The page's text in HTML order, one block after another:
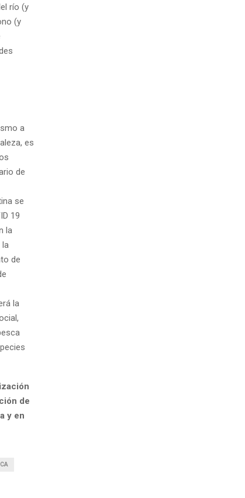
río (y
(y
a
es
de
se
19
la
de
la
de
y en